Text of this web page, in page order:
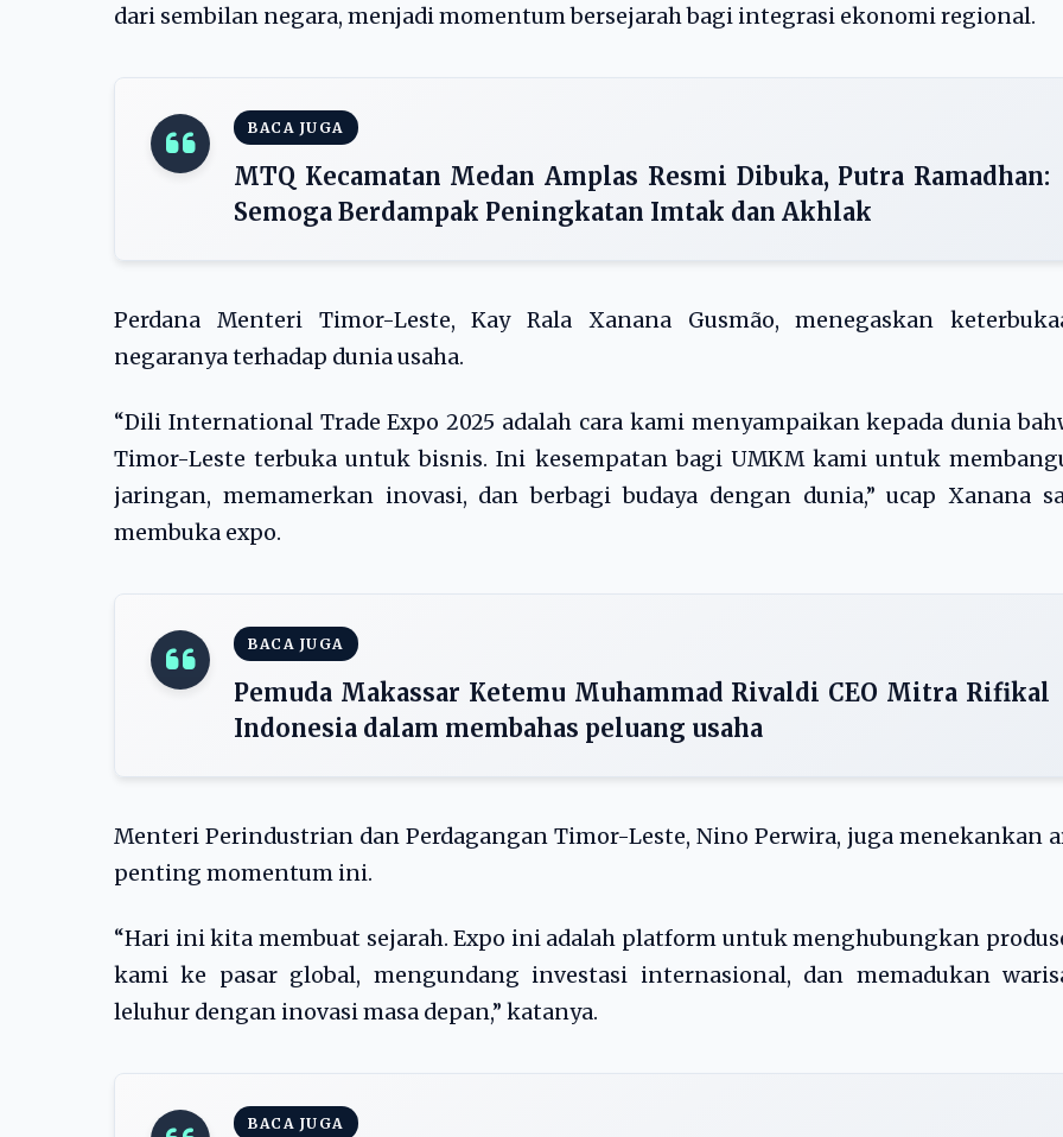
dari sembilan negara, menjadi momentum bersejarah bagi integrasi ekonomi regional.
BACA JUGA
MTQ Kecamatan Medan Amplas Resmi Dibuka, Putra Ramadhan:
Semoga Berdampak Peningkatan Imtak dan Akhlak
Perdana Menteri Timor-Leste, Kay Rala Xanana Gusmão, menegaskan
negaranya terhadap dunia usaha.
“Dili International Trade Expo 2025 adalah cara kami menyampaikan kepada dunia
Timor-Leste terbuka untuk bisnis. Ini kesempatan bagi UMKM kami untuk
jaringan, memamerkan inovasi, dan berbagi budaya dengan dunia,” ucap Xanana
membuka expo.
BACA JUGA
Pemuda Makassar Ketemu Muhammad Rivaldi CEO Mitra Rifikal
Indonesia dalam membahas peluang usaha
Menteri Perindustrian dan Perdagangan Timor-Leste, Nino Perwira, juga menekankan
penting momentum ini.
“Hari ini kita membuat sejarah. Expo ini adalah platform untuk menghubungkan
kami ke pasar global, mengundang investasi internasional, dan memadukan
leluhur dengan inovasi masa depan,” katanya.
BACA JUGA